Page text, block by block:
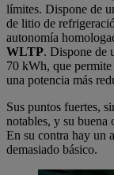
límites. Dispone de
de litio de
autonomía
WLTP. Dispone de
70 kWh, que
una potencia más
Sus puntos fuertes,
notables, y su buena
En su contra hay un
demasiado básico.